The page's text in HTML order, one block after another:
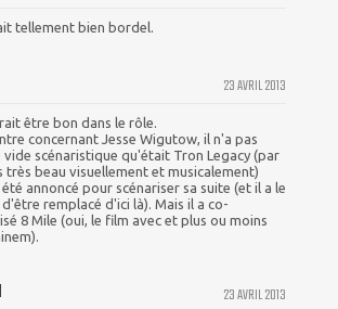
tellement bien bordel.
23 AVRIL 2013
être bon dans le rôle.
concernant Jesse Wigutow, il n'a pas
vide scénaristique qu'était Tron Legacy (par
très beau visuellement et musicalement)
été annoncé pour scénariser sa suite (et il a le
remplacé d'ici là). Mais il a co-
8 Mile (oui, le film avec et plus ou moins
23 AVRIL 2013